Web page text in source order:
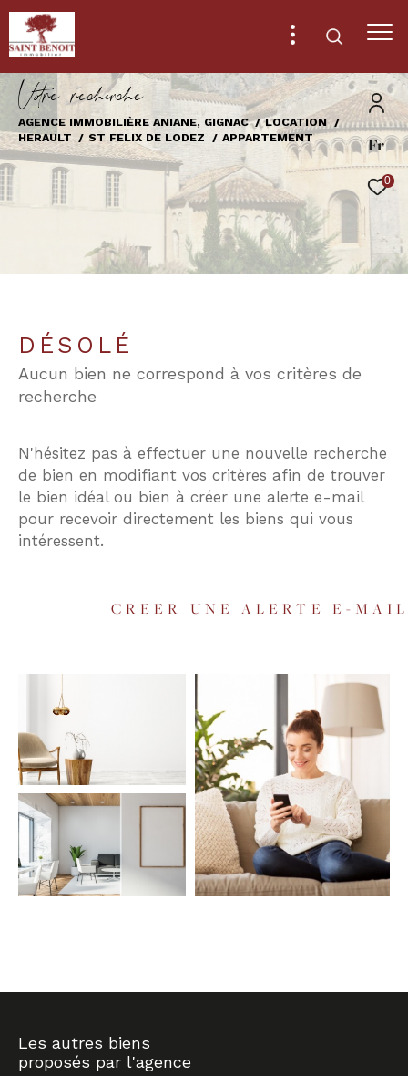
Fr
0
Vore recece
AGENCE IMMOBILIÈRE ANIANE, GIGNAC
LOCATION
HERAULT
ST FELIX DE LODEZ APPARTEMENT
DÉSOLÉ
Aucun bien ne correspond à vos critères de
recherche
N'hésitez pas à effectuer une nouvelle recherche
de bien en modifiant vos critères afin de trouver
le bien idéal ou bien à créer une alerte e-mail
pour recevoir directement les biens qui vous
intéressent.
CREER UNE ALERTE E-
Les autres biens
proposés par l'agence
Effectuer une recherche
et trouver le bien qui correspond à vos
critères
d'offre
Location
de
bien
Type de bien
Ville
Budget
Budget
Surface
Surface
AFFINER LES CRITÈRES
TERRASSE PARKING PISCINE
FILTRER PAR
COUPS DE COEUR EXCLUSIVITÉS